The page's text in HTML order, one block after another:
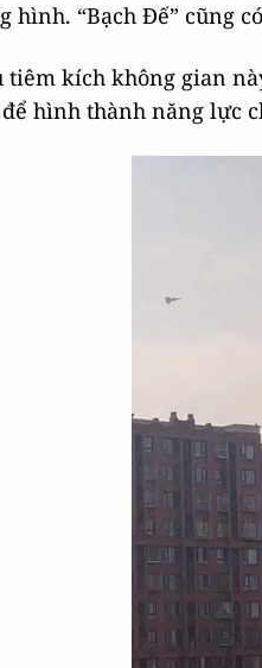
hình. “Bạch Đế” cũng
kích không gian
hình thành năng lực